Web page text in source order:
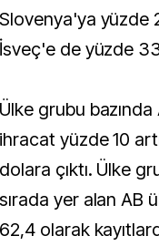
Slovenya'ya yüzde
İsveç'e de yüzde
Ülke grubu
ihracat yüzde 10
dolara çıktı. Ülke
sırada yer alan AB
62,4 olarak